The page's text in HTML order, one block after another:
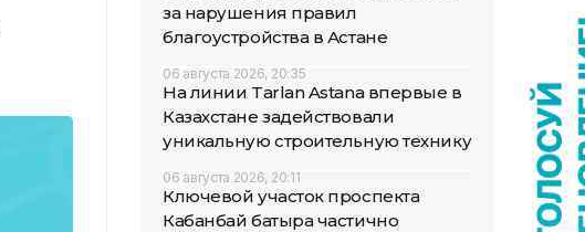
за нарушения правил
благоустройства в Астане
06 августа 2026, 20:35
На линии Tarlan Astana впервые в
Казахстане задействовали
уникальную строительную технику
06 августа 2026, 20:11
Ключевой участок проспекта
Кабанбай батыра частично